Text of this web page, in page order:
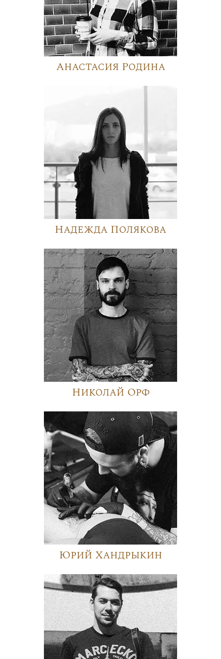
Анастасия Родина
Надежда Полякова
Николай Орф
Юрий Хандрыкин